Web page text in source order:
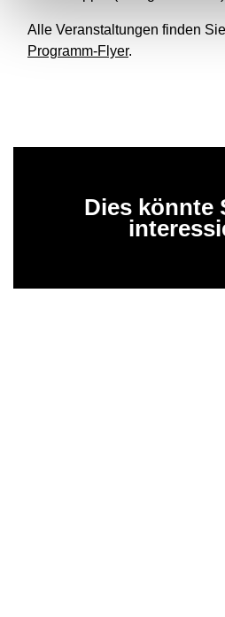
Alle Veranstaltungen finden
Programm-Flyer.
Dies könnte